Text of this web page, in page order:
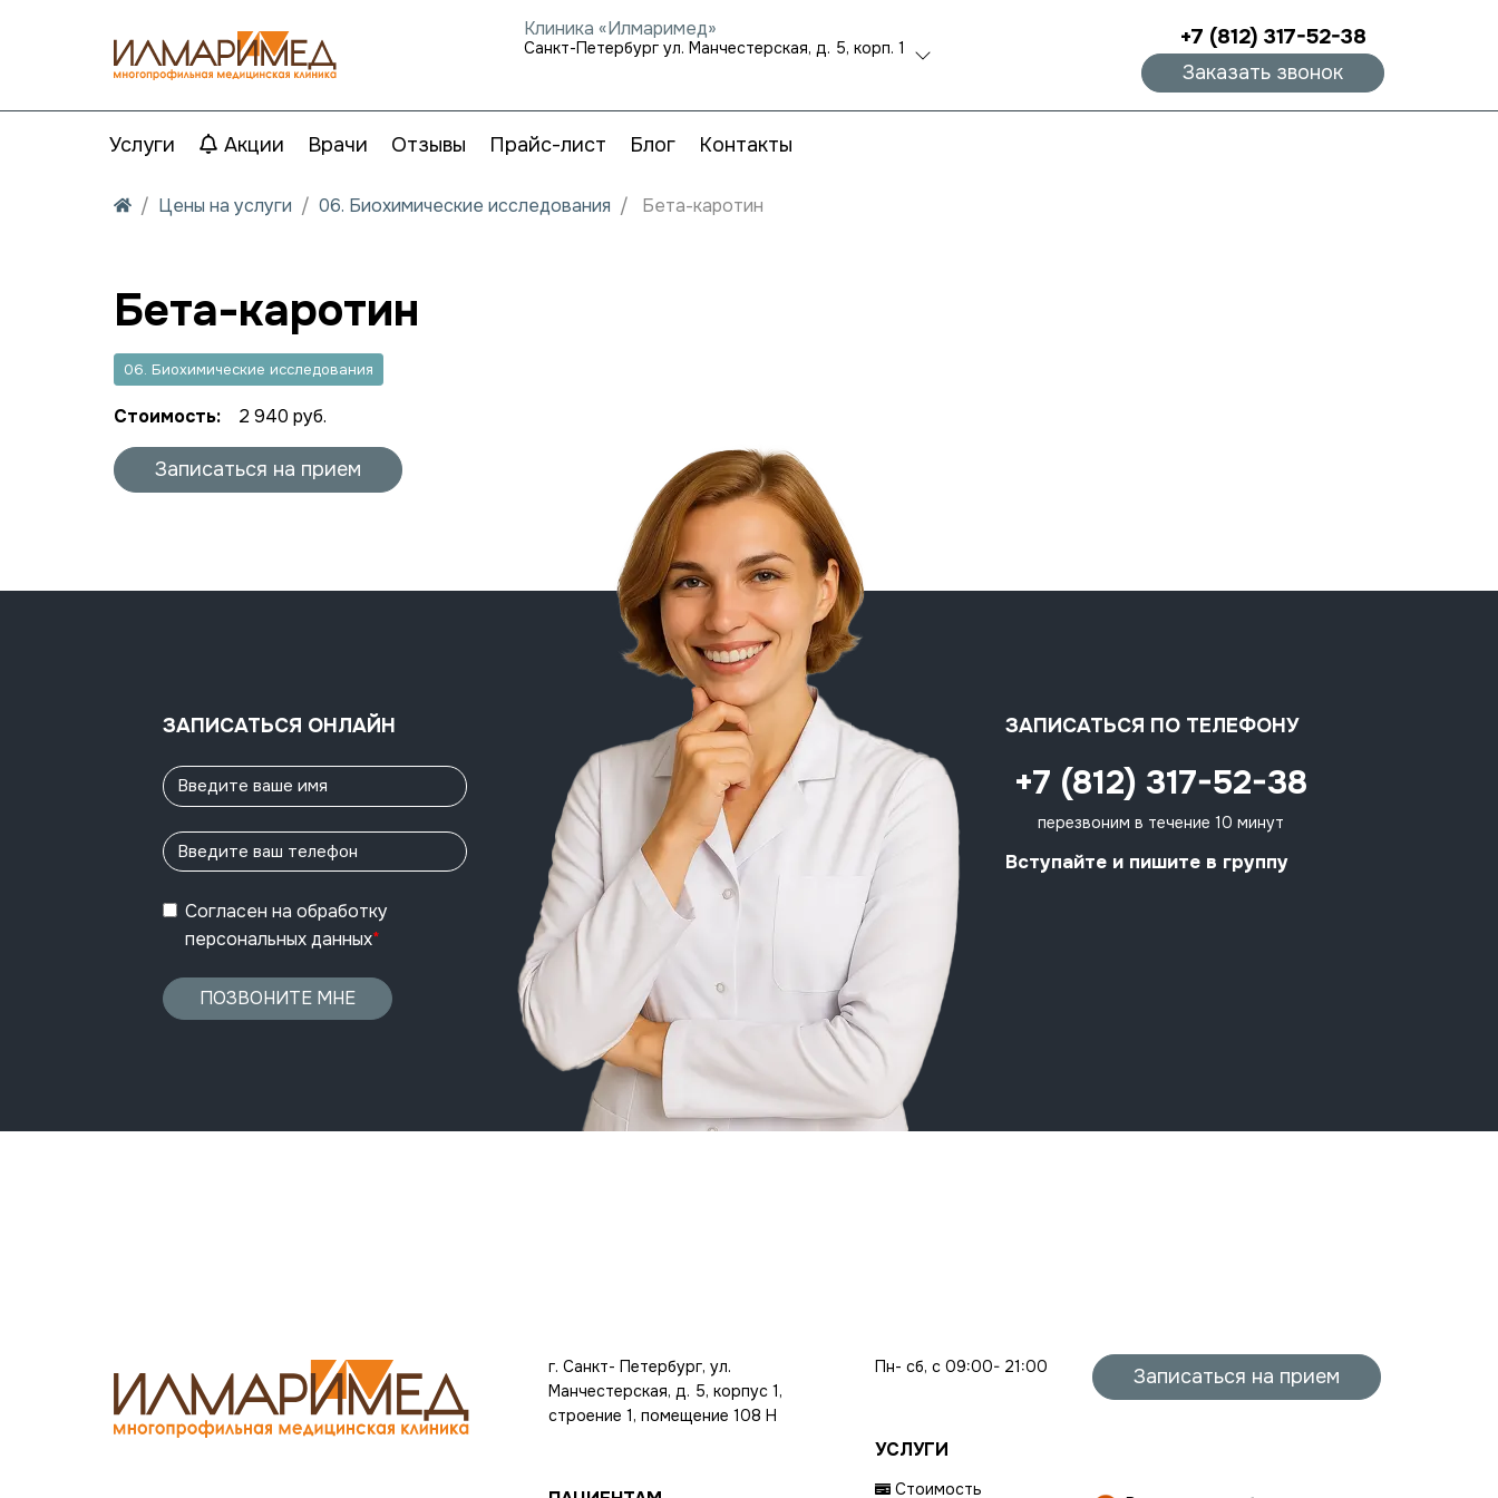
Клиника «Илмаримед»
Санкт-Петербург ул. Манчестерская, д. 5, корп. 1 +7 (812) 317-52-38
Заказать звонок
Услуги Акции Врачи Отзывы Прайс-лист Блог Контакты
Цены на услуги 06. Биохимические исследования Бета-каротин
Бета-каротин
06. Биохимические исследования
Стоимость: 2 940 руб.
Записаться на прием
ЗАПИСАТЬСЯ ОНЛАЙН
Согласен на обработку
персональных данных*
ПОЗВОНИТЕ МНЕ
ЗАПИСАТЬСЯ ПО ТЕЛЕФОНУ
+7 (812) 317-52-38
перезвоним в течение 10 минут
Вступайте и пишите в группу
г. Санкт- Петербург, ул.
Манчестерская, д. 5, корпус 1,
строение 1, помещение 108 Н
Пн- сб, с 09:00- 21:00
УСЛУГИ
Стоимость
Записаться на прием